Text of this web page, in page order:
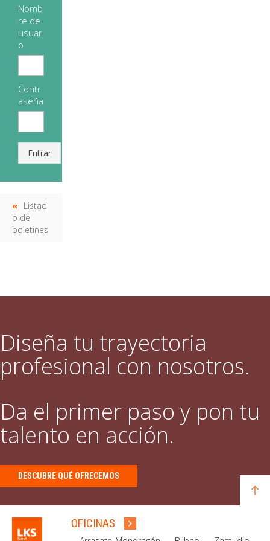
Nomb
re de
usuari
o
Contr
aseña
Entrar
Listad
o de
boletines
Diseña tu trayectoria
profesional con nosotros.
Da el primer paso y pon tu
talento en acción.
DESCUBRE QUÉ OFRECEMOS
OFICINAS